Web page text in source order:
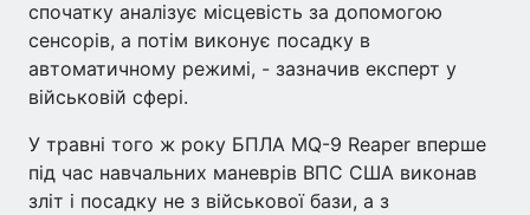
спочатку аналізує місцевість за допомогою
сенсорів, а потім виконує посадку в
автоматичному режимі, - зазначив експерт у
військовій сфері.
У травні того ж року БПЛА MQ-9 Reaper вперше
під час навчальних маневрів ВПС США виконав
зліт і посадку не з військової бази, а з